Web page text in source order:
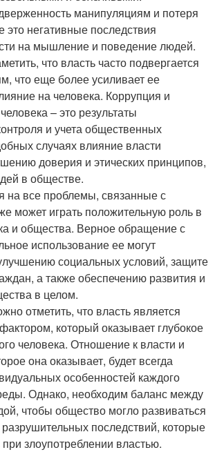
манипуляциям и потеря
это негативные последствия
на мышление и поведение людей.
что власть часто подвергается
что еще более усиливает ее
на человека. Коррупция и
– это результаты
и учета общественных
случаях влияние власти
доверия и этических принципов,
в обществе.
на все проблемы, связанные с
может играть положительную роль в
и общества. Верное обращение с
использование ее могут
социальных условий, защите
а также обеспечению развития и
в целом.
отметить, что власть является
который оказывает глубокое
человека. Отношение к власти и
она оказывает, будет всегда
особенностей каждого
Однако, необходим баланс между
чтобы общество могло развиваться
разрушительных последствий, которые
при злоупотреблении властью.